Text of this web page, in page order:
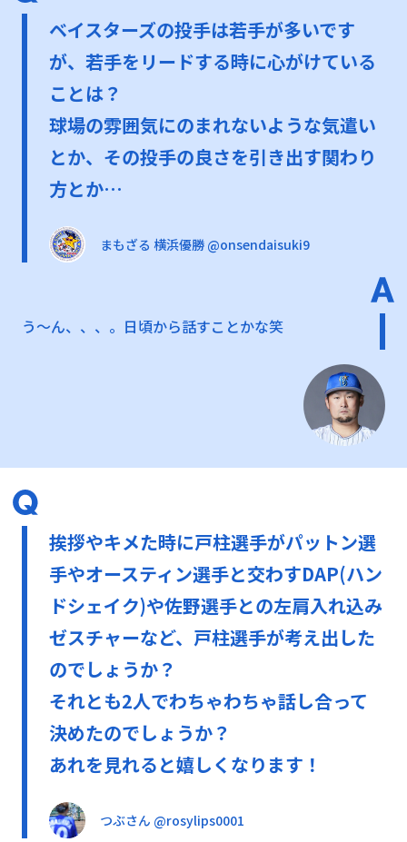
ベイスターズの投手は若手が多いです
が、若手をリードする時に心がけている
ことは？
球場の雰囲気にのまれないような気遣い
とか、その投手の良さを引き出す関わり
方とか…
まもざる 横浜優勝 @onsendaisuki9
う〜ん、、、。日頃から話すことかな笑
挨拶やキメた時に戸柱選手がパットン選
手やオースティン選手と交わすDAP(ハン
ドシェイク)や佐野選手との左肩入れ込み
ゼスチャーなど、戸柱選手が考え出した
のでしょうか？
それとも2人でわちゃわちゃ話し合って
決めたのでしょうか？
あれを見れると嬉しくなります！
つぶさん @rosylips0001